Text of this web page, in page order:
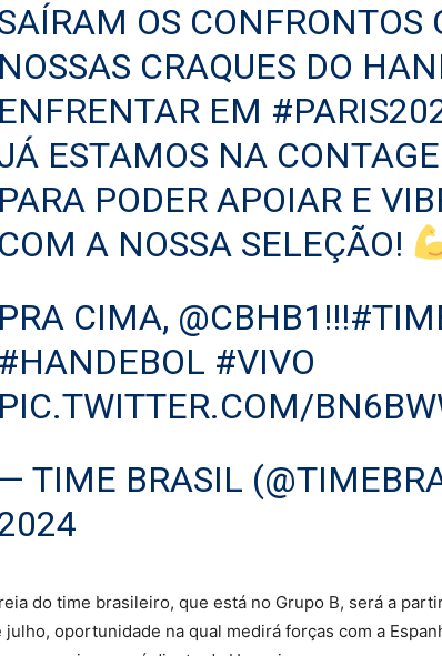
OS CONFRONTOS
NOSSAS CRAQUES DO
ENFRENTAR EM
ESTAMOS NA
PARA PODER APOIAR E
COM A NOSSA SELEÇÃO!
PRA CIMA, @CBHB1 !!!
#HANDEBOL #VIVO
PIC.TWITTER.COM/
— TIME BRASIL
do time brasileiro, que está no Grupo B, será a
julho, oportunidade na qual medirá forças com a